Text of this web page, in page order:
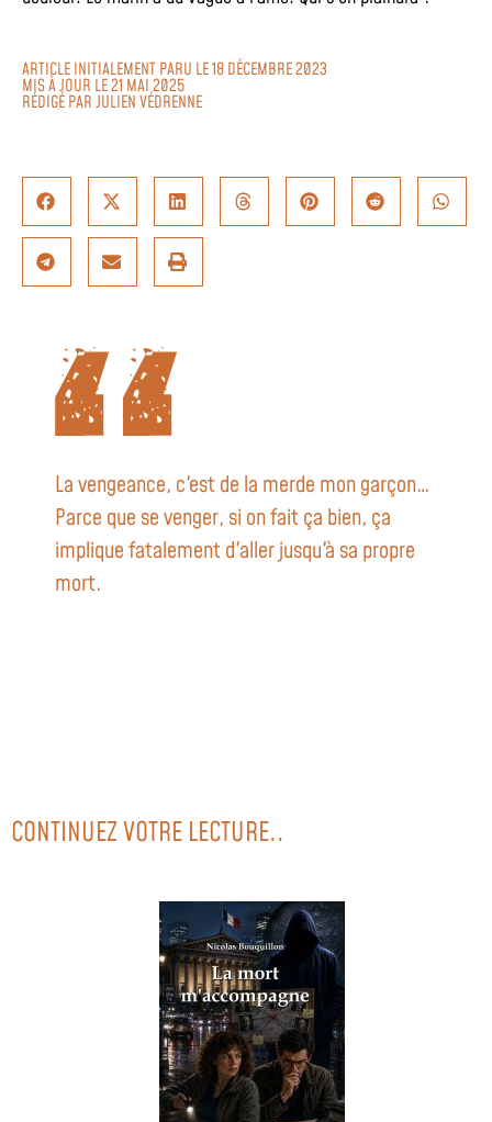
ARTICLE INITIALEMENT PARU LE 18 DÉCEMBRE 2023
MIS À JOUR LE 21 MAI 2025
RÉDIGÉ PARJULIEN VÉDRENNE
La vengeance, c'est de la merde mon garçon…
Parce que se venger, si on fait ça bien, ça
implique fatalement d'aller jusqu'à sa propre
mort.
CONTINUEZ VOTRE LECTURE..